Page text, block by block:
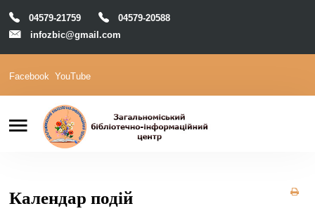
Головна
Відділи
04579-21759
04579-20588
infozbic@gmail.com
Пошук
Facebook YouTube
Календар подій